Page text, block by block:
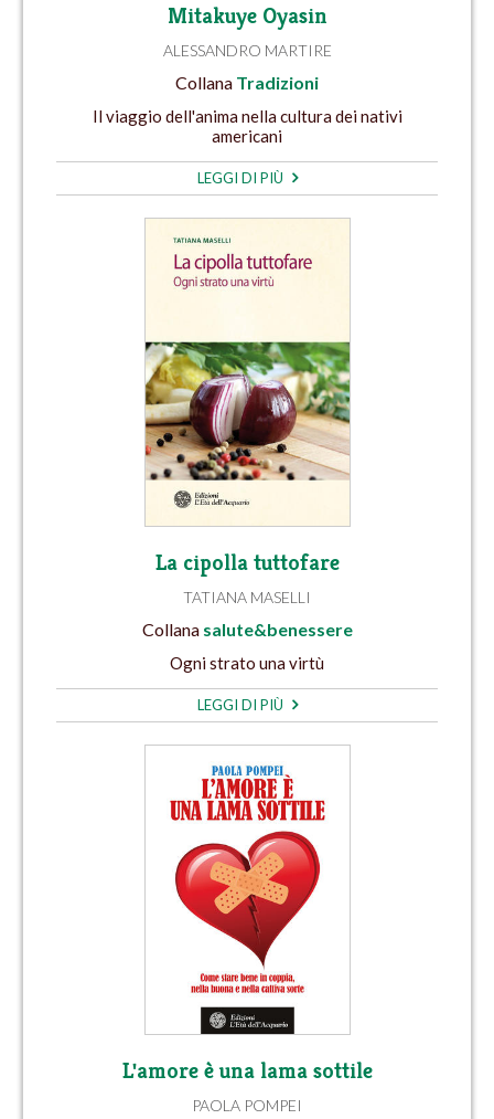
Mitakuye Oyasin
ALESSANDRO MARTIRE
Collana Tradizioni
Il viaggio dell'anima nella cultura dei nativi
americani
LEGGI DI PIÙ
La cipolla tuttofare
TATIANA MASELLI
Collana salute&benessere
Ogni strato una virtù
LEGGI DI PIÙ
L'amore è una lama sottile
PAOLA POMPEI